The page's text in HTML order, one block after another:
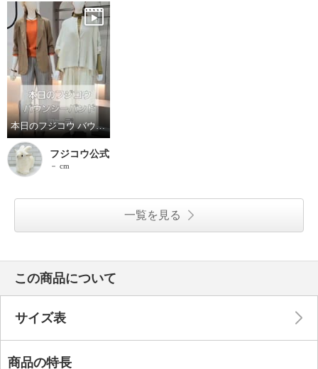
本日のフジコウ バウンシーバンドコーデ
フジコウ公式
－ cm
一覧を見る
この商品について
サイズ表
商品の特長